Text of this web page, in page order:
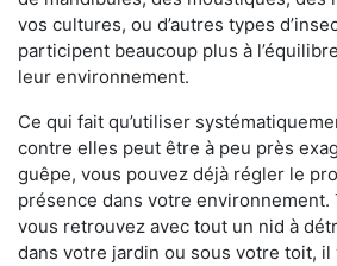
vos cultures, ou d’autres types
participent beaucoup plus à
leur environnement.
Ce qui fait qu’utiliser
contre elles peut être à peu près
guêpe, vous pouvez déjà régler le
présence dans votre environnement.
vous retrouvez avec tout un nid à
dans votre jardin ou sous votre toit,